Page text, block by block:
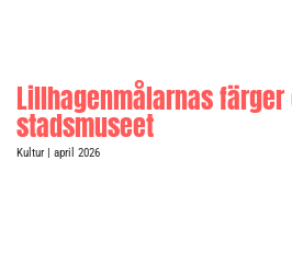
Lillhagenmålarnas
stadsmuseet
Kultur| april 2026